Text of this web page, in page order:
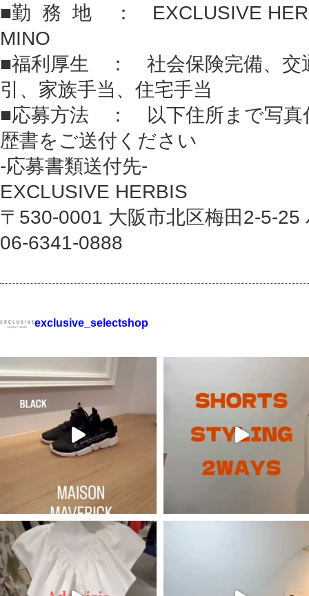
■勤 務 地 ： EXCLUSIVE
MINO
■福利厚生 ： 社会保険完備、交
引、家族手当、住宅手当
■応募方法 ： 以下住所まで写真
歴書をご送付ください
-応募書類送付先-
EXCLUSIVE HERBIS
〒530-0001 大阪市北区梅田2-5-
06-6341-0888
exclusive_selectshop